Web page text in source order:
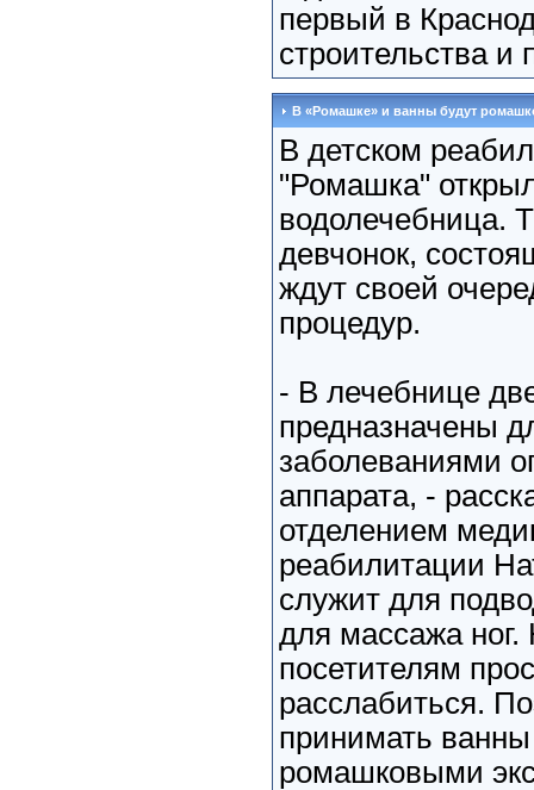
первый в
строительства и
В «Ромашке» и ванны будут
В детском
"Ромашка"
водолечебница.
девчонок,
ждут своей
процедур.
- В лечебнице
предназначены
заболеваниями
аппарата, -
отделением
реабилитации
служит для
для массажа
посетителям
расслабиться.
принимать
ромашковыми